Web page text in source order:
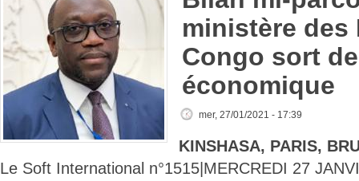
ministère des
Congo sort
économique
mer, 27/01/2021 - 17:39
KINSHASA, PARIS,
Le Soft International n°1515|MERCREDI 27